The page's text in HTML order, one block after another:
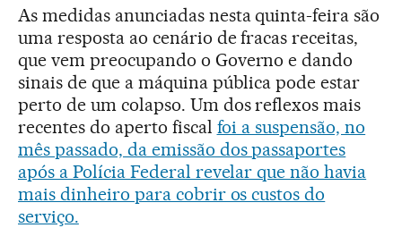
As medidas anunciadas nesta quinta-feira são
uma resposta ao cenário de fracas receitas,
que vem preocupando o Governo e dando
sinais de que a máquina pública pode estar
perto de um colapso. Um dos reflexos mais
recentes do aperto fiscal foi a suspensão, no
mês passado, da emissão dos passaportes
após a Polícia Federal revelar que não havia
mais dinheiro para cobrir os custos do
serviço.